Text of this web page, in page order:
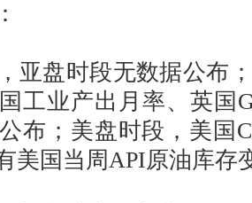
盘时段无数据公布；
工业产出月率、英国
布；美盘时段，美国
美国当周API原油库存